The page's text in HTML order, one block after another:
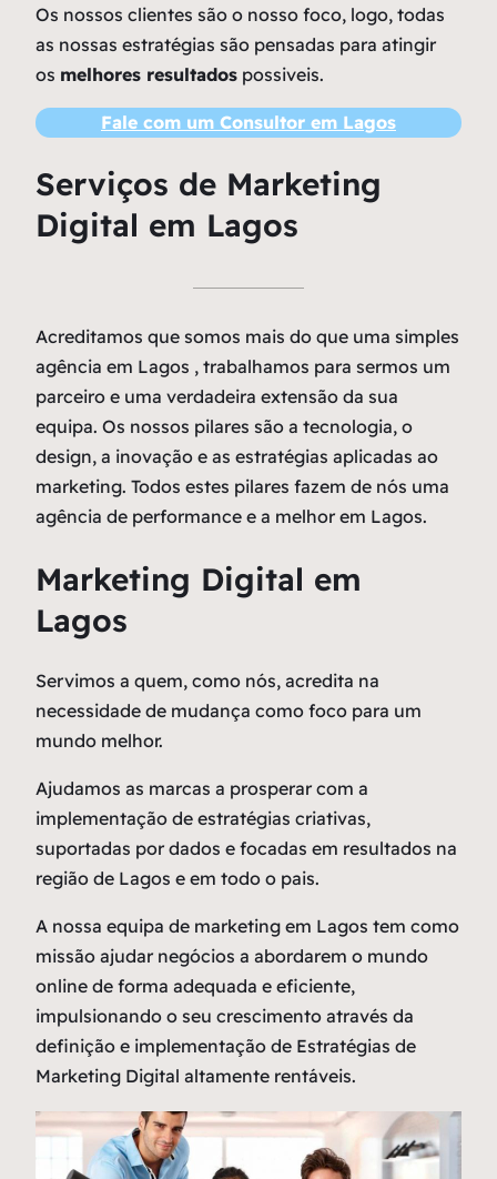
Os nossos clientes são o nosso foco, logo, todas
as nossas estratégias são pensadas para atingir
os melhores resultados possiveis.
Fale com um Consultor em Lagos
Serviços de Marketing
Digital em Lagos
Acreditamos que somos mais do que uma simples
agência em Lagos , trabalhamos para sermos um
parceiro e uma verdadeira extensão da sua
equipa. Os nossos pilares são a tecnologia, o
design, a inovação e as estratégias aplicadas ao
marketing. Todos estes pilares fazem de nós uma
agência de performance e a melhor em Lagos.
Marketing Digital em
Lagos
Servimos a quem, como nós, acredita na
necessidade de mudança como foco para um
mundo melhor.
Ajudamos as marcas a prosperar com a
implementação de estratégias criativas,
suportadas por dados e focadas em resultados na
região de Lagos e em todo o pais.
A nossa equipa de marketing em Lagos tem como
missão ajudar negócios a abordarem o mundo
online de forma adequada e eficiente,
impulsionando o seu crescimento através da
definição e implementação de Estratégias de
Marketing Digital altamente rentáveis.